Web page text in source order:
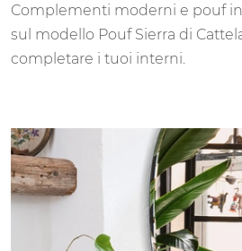
Complementi moderni e pouf
sul modello Pouf Sierra di
completare i tuoi interni.